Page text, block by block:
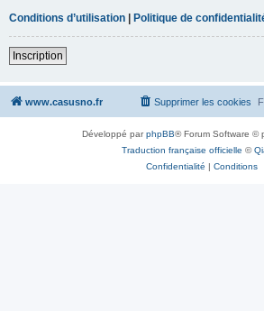
Conditions d’utilisation | Politique de
Inscription
www.casusno.fr Supprimer les cookies
Développé parphpBB® Forum Software ©
Traduction française officielle ©
Confidentialité | Conditions